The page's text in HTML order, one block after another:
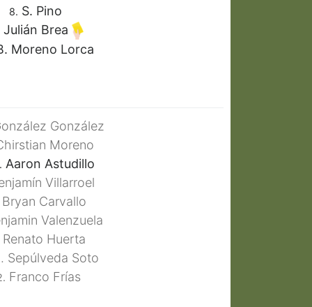
8. S. Pino
Julián Brea
Moreno Lorca
González
Moreno
Aaron Astudillo
Villarroel
Carvallo
Valenzuela
Renato Huerta
Sepúlveda Soto
Franco Frías